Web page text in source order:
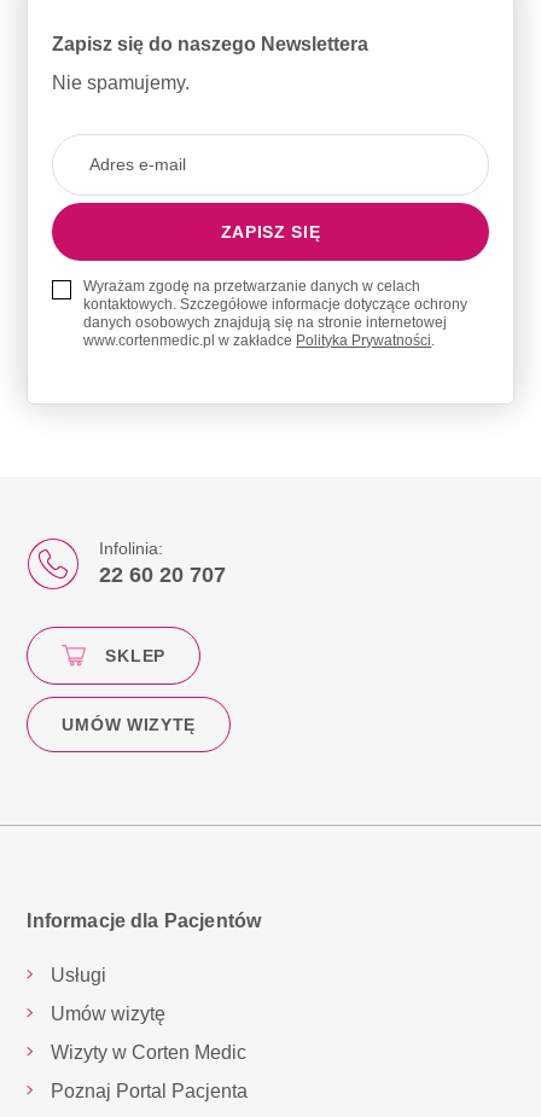
Zapisz się do naszego Newslettera
Nie spamujemy.
Wyrażam zgodę na przetwarzanie danych w celach
kontaktowych. Szczegółowe informacje dotyczące ochrony
danych osobowych znajdują się na stronie internetowej
www.cortenmedic.pl w zakładce Polityka Prywatności
Infolinia:
22 60 20 707
SKLEP
UMÓW WIZYTĘ
Informacje dla Pacjentów
Usługi
Umów wizytę
Wizyty w Corten Medic
Poznaj Portal Pacjenta